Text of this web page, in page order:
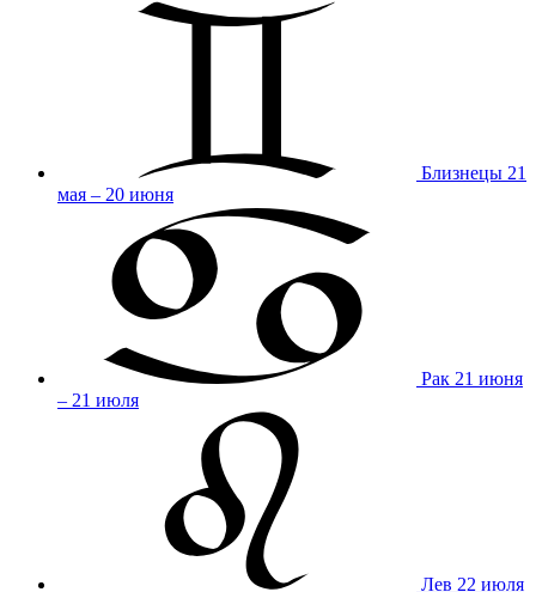
Близнецы 21
мая – 20 июня
Рак 21 июня
– 21 июля
Лев 22 июля